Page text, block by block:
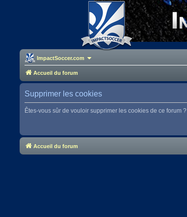
ImpactSoccer.com
Accueil du forum
Supprimer les cookies
Êtes-vous sûr de vouloir supprimer les cookies de ce forum ?
Accueil du forum